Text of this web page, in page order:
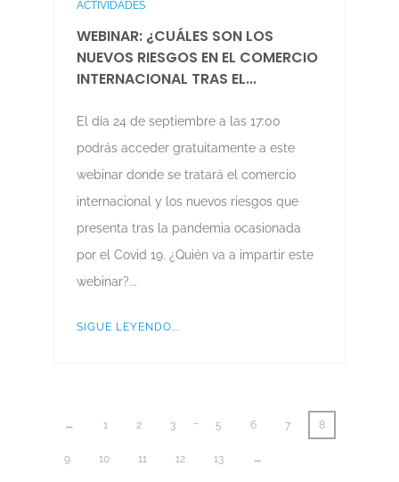
ACTIVIDADES
WEBINAR: ¿CUÁLES SON LOS
NUEVOS RIESGOS EN EL COMERCIO
INTERNACIONAL TRAS EL...
El día 24 de septiembre a las 17:00
podrás acceder gratuitamente a este
webinar donde se tratará el comercio
internacional y los nuevos riesgos que
presenta tras la pandemia ocasionada
por el Covid 19. ¿Quién va a impartir este
webinar?...
SIGUE LEYENDO...
← 1 2 3 … 5 6 7 8
9 10 11 12 13 →